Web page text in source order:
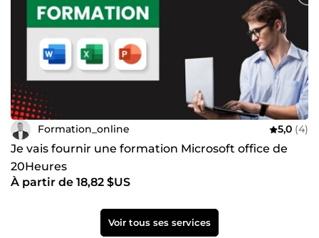
Formation_online 5,0 (4)
Je vais fournir une formation Microsoft office de
20Heures
À partir de 18,82 $US
Voir tous ses services